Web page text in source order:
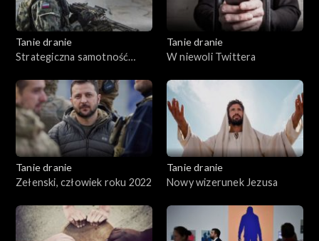
Tanie dranie
Strategiczna samotność
Tanie dranie
W niewoli Twittera
Tanie dranie
Zełenski, człowiek roku 2022
Tanie dranie
Nowy wizerunek Jezusa